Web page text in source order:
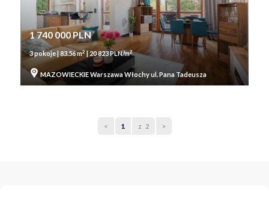
1 740 000 PLN
3 pokoje | 83.56 m2 | 20 823 PLN/m2
MAZOWIECKIE Warszawa Włochy ul. Pana Tadeusza
< 1 z 2 >